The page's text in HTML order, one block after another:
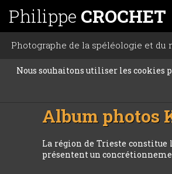
Philippe CROCHET
Photographe de la spéléologie et du
Nous souhaitons utiliser les cookies
Album photos
La région de Trieste constitue
présentent un